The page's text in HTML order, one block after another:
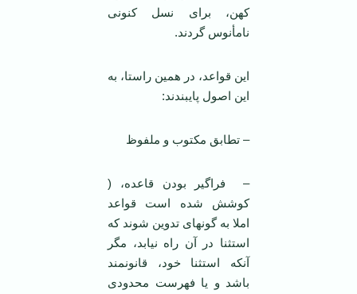
كهن، براى نسل كنونى
نامأنوس گردند.
این قواعد، در همین راستا، به
این اصول پایبندند:
– تطابق مکتوب و ملفوظ
– فراگیر بودن قاعده، (
کوشش شده است قواعد
املا به گونه­ای تدوین شوند که
استثنا در آن راه نیابد، مگر
آنکه استثنا خود، قانونمند
باشد و یا فهرست محدودی